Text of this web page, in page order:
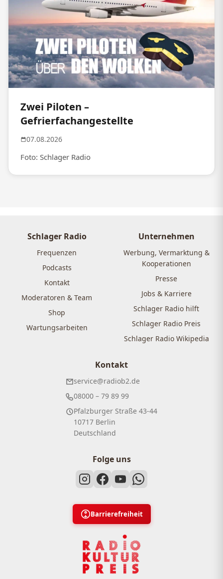
Zwei Piloten –
Gefrierfachangestellte
07.08.2026
Foto: Schlager Radio
Schlager Radio
Frequenzen
Podcasts
Kontakt
Moderatoren & Team
Shop
Wartungsarbeiten
Unternehmen
Werbung, Vermarktung &
Kooperationen
Presse
Jobs & Karriere
Schlager Radio hilft
Schlager Radio Preis
Schlager Radio Wikipedia
Kontakt
service@radiob2.de
08000 – 79 89 99
Pfalzburger Straße 43-44
10717 Berlin
Deutschland
Folge uns
Barrierefreiheit